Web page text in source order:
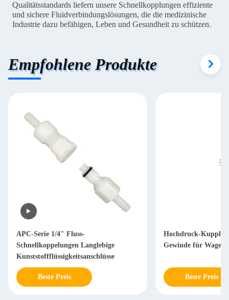
Qualitätsstandards liefern unsere Schnellkopplungen effiziente
und sichere Fluidverbindungslösungen, die die medizinische
Industrie dazu befähigen, Leben und Gesundheit zu schützen.
Empfohlene Produkte
APC-Serie 1/4" Fluss-
Schnellkoppelungen Langlebige
Kunststoffflüssigkeitsanschlüsse
Beste Preis
Hochdruck-
Gewinde für
Beste Preis